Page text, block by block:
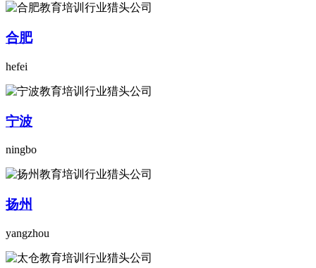
合肥
hefei
宁波
ningbo
扬州
yangzhou